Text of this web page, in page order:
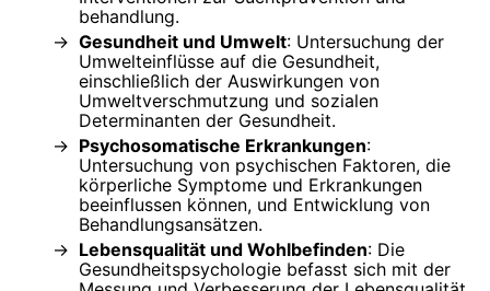
behandlung.
Gesundheit und Umwelt: Untersuchung der
Umwelteinflüsse auf die Gesundheit,
einschließlich der Auswirkungen von
Umweltverschmutzung und sozialen
Determinanten der Gesundheit.
Psychosomatische Erkrankungen:
Untersuchung von psychischen Faktoren, die
körperliche Symptome und Erkrankungen
beeinflussen können, und Entwicklung von
Behandlungsansätzen.
Lebensqualität und Wohlbefinden: Die
Gesundheitspsychologie befasst sich mit der